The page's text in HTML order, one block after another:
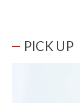
PICK UP